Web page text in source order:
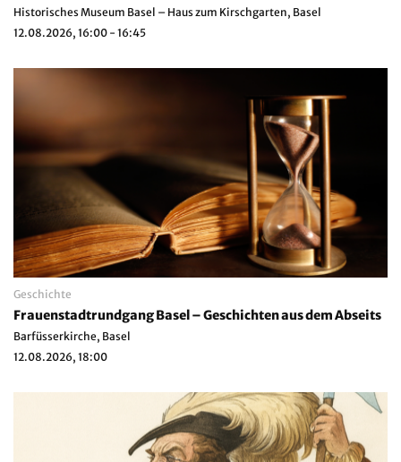
Historisches Museum Basel – Haus zum Kirschgarten, Basel
12.08.2026, 16:00 - 16:45
Geschichte
Frauenstadtrundgang Basel – Geschichten aus dem Abseits
Barfüsserkirche, Basel
12.08.2026, 18:00